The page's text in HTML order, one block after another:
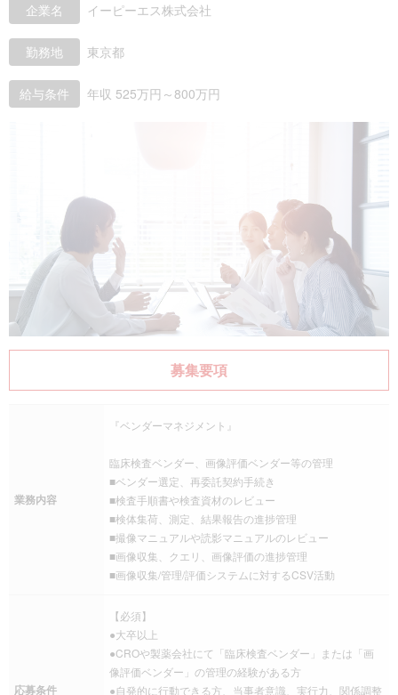
企業名 イーピーエス株式会社
勤務地 東京都
給与条件 年収 525万円～800万円
募集要項
業務内容
『ベンダーマネジメント』
臨床検査ベンダー、画像評価ベンダー等の管理
■ベンダー選定、再委託契約手続き
■検査手順書や検査資材のレビュー
■検体集荷、測定、結果報告の進捗管理
■撮像マニュアルや読影マニュアルのレビュー
■画像収集、クエリ、画像評価の進捗管理
■画像収集/管理/評価システムに対するCSV活動
応募条件
【必須】
●大卒以上
●CROや製薬会社にて「臨床検査ベンダー」または「画
像評価ベンダー」の管理の経験がある方
●自発的に行動できる方、当事者意識、実行力、関係調整